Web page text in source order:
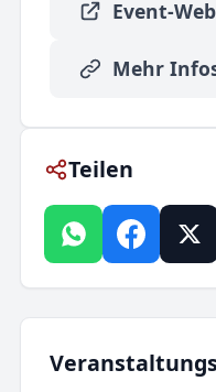
Event-
Mehr
Teilen